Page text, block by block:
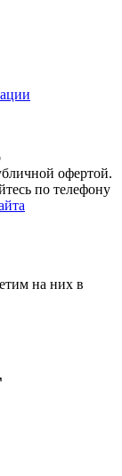
офертой.
по телефону
на них в